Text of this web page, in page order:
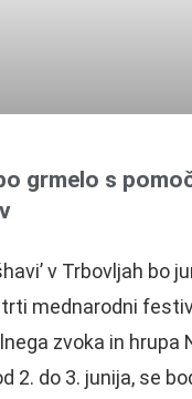
grmelo s
v Trbovljah bo
mednarodni
zvoka in hrupa
2. do 3. junija, se